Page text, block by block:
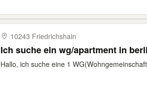
10243 Friedrichshain
Ich suche ein wg/apartment in
Hallo, ich suche eine 1